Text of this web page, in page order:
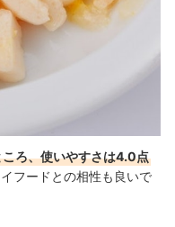
ろ、使いやすさは4.0点
フードとの相性も良いで